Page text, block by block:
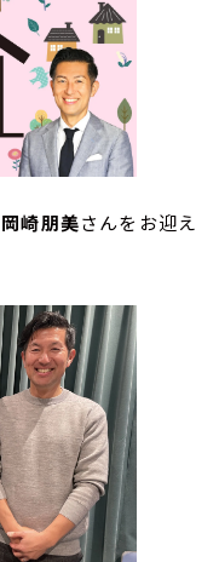
岡崎朋美さんをお迎え